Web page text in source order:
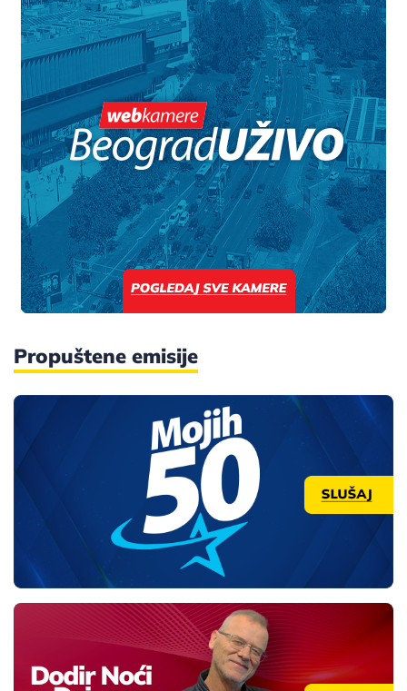
Propuštene emisije